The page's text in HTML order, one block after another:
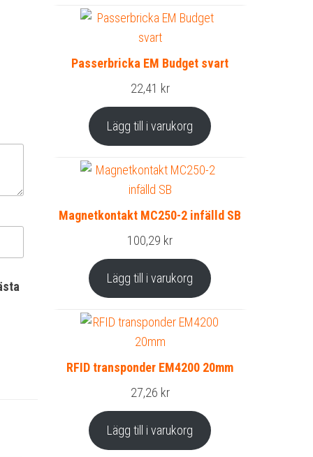
Passerbricka EM Budget svart
22,41 kr
Lägg till i varukorg
Magnetkontakt MC250-2 infälld SB
100,29 kr
Lägg till i varukorg
RFID transponder EM4200 20mm
27,26 kr
Lägg till i varukorg